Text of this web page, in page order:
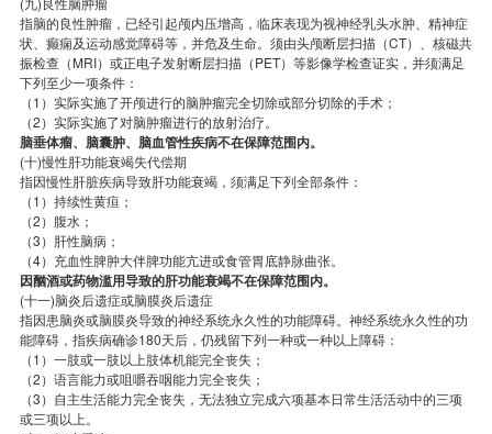
指脑的良性肿瘤，已经引起颅内压增高，临床表现为视神经乳头水肿、精神症
状、癫痫及运动感觉障碍等，并危及生命。须由头颅断层扫描（CT）、核磁共
振检查（MRI）或正电子发射断层扫描（PET）等影像学检查证实，并须满足
下列至少一项条件：
（1）实际实施了开颅进行的脑肿瘤完全切除或部分切除的手术；
（2）实际实施了对脑肿瘤进行的放射治疗。
脑垂体瘤、脑囊肿、脑血管性疾病不在保障范围内。
(十)慢性肝功能衰竭失代偿期
指因慢性肝脏疾病导致肝功能衰竭，须满足下列全部条件：
（1）持续性黄疸；
（2）腹水；
（3）肝性脑病；
（4）充血性脾肿大伴脾功能亢进或食管胃底静脉曲张。
因酗酒或药物滥用导致的肝功能衰竭不在保障范围内。
(十一)脑炎后遗症或脑膜炎后遗症
指因患脑炎或脑膜炎导致的神经系统永久性的功能障碍。神经系统永久性的功
能障碍，指疾病确诊180天后，仍残留下列一种或一种以上障碍：
（1）一肢或一肢以上肢体机能完全丧失；
（2）语言能力或咀嚼吞咽能力完全丧失；
（3）自主生活能力完全丧失，无法独立完成六项基本日常生活活动中的三项
或三项以上。